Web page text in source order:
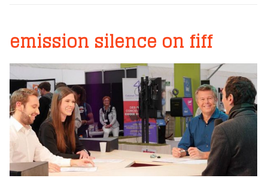
emission silence on fiff